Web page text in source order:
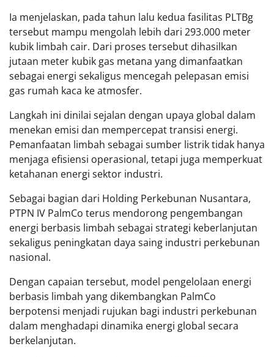
Ia menjelaskan, pada tahun lalu kedua fasilitas PLTBg
tersebut mampu mengolah lebih dari 293.000 meter
kubik limbah cair. Dari proses tersebut dihasilkan
jutaan meter kubik gas metana yang dimanfaatkan
sebagai energi sekaligus mencegah pelepasan emisi
gas rumah kaca ke atmosfer.
Langkah ini dinilai sejalan dengan upaya global dalam
menekan emisi dan mempercepat transisi energi.
Pemanfaatan limbah sebagai sumber listrik tidak hanya
menjaga efisiensi operasional, tetapi juga memperkuat
ketahanan energi sektor industri.
Sebagai bagian dari Holding Perkebunan Nusantara,
PTPN IV PalmCo terus mendorong pengembangan
energi berbasis limbah sebagai strategi keberlanjutan
sekaligus peningkatan daya saing industri perkebunan
nasional.
Dengan capaian tersebut, model pengelolaan energi
berbasis limbah yang dikembangkan PalmCo
berpotensi menjadi rujukan bagi industri perkebunan
dalam menghadapi dinamika energi global secara
berkelanjutan.